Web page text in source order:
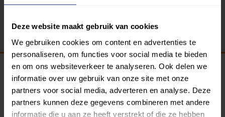
Deze website maakt gebruik van cookies
We gebruiken cookies om content en advertenties te
personaliseren, om functies voor social media te bieden
en om ons websiteverkeer te analyseren. Ook delen we
informatie over uw gebruik van onze site met onze
partners voor social media, adverteren en analyse. Deze
partners kunnen deze gegevens combineren met andere
informatie die u aan ze heeft verstrekt of die ze hebben
Programma van: